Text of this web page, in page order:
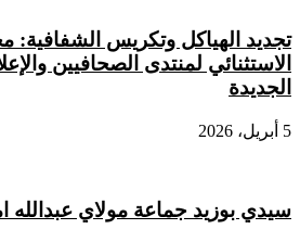
تجديد الهياكل وتكريس الشفافية:
الاستثنائي لمنتدى الصحافيين
الجديدة
5 أبريل، 2026
سيدي بوزيد جماعة مولاي عبدالله